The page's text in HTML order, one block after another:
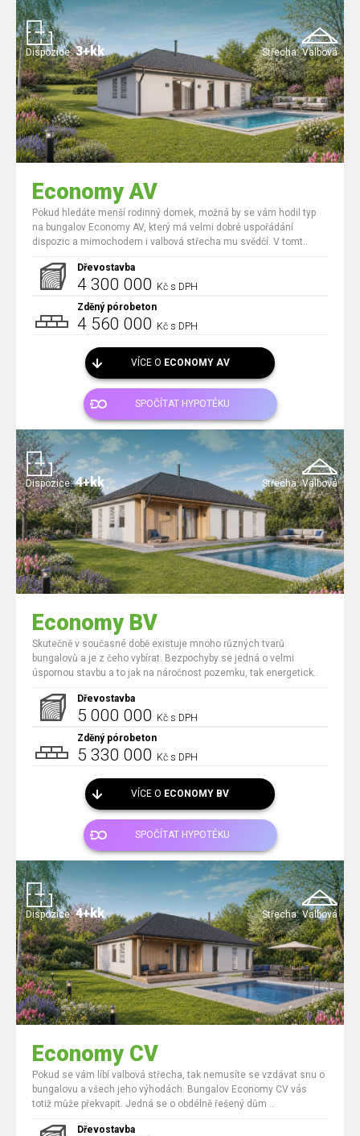
Střecha: Valbová
Dispozice: 3+kk
Economy AV
Pokud hledáte menší rodinný domek, možná by se vám hodil typ
na bungalov Economy AV, který má velmi dobré uspořádání
dispozic a mimochodem i valbová střecha mu svědčí. V tomt..
Dřevostavba
4 300 000 Kč s DPH
Zděný pórobeton
4 560 000 Kč s DPH
VÍCE O ECONOMY AV
SPOČÍTAT HYPOTÉKU
Střecha: Valbová
Dispozice: 4+kk
Economy BV
Skutečně v současné době existuje mnoho různých tvarů
bungalovů a je z čeho vybírat. Bezpochyby se jedná o velmi
úspornou stavbu a to jak na náročnost pozemku, tak energetick..
Dřevostavba
5 000 000 Kč s DPH
Zděný pórobeton
5 330 000 Kč s DPH
VÍCE O ECONOMY BV
SPOČÍTAT HYPOTÉKU
Střecha: Valbová
Dispozice: 4+kk
Economy CV
Pokud se vám líbí valbová střecha, tak nemusíte se vzdávat snu o
bungalovu a všech jeho výhodách. Bungalov Economy CV vás
totiž může překvapit. Jedná se o obdélně řešený dům ..
Dřevostavba